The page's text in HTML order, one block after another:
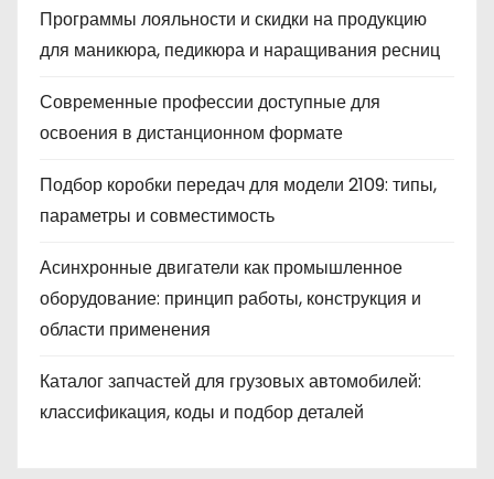
Программы лояльности и скидки на продукцию
для маникюра, педикюра и наращивания ресниц
Современные профессии доступные для
освоения в дистанционном формате
Подбор коробки передач для модели 2109: типы,
параметры и совместимость
Асинхронные двигатели как промышленное
оборудование: принцип работы, конструкция и
области применения
Каталог запчастей для грузовых автомобилей:
классификация, коды и подбор деталей